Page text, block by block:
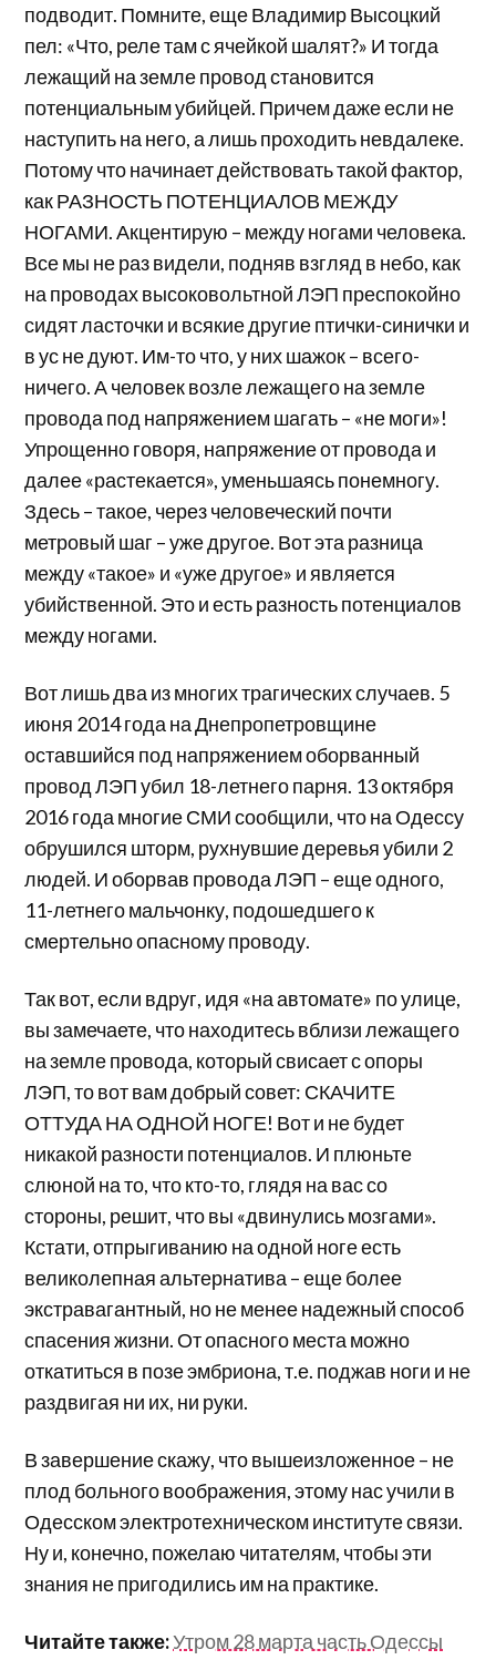
подводит. Помните, еще Владимир Высоцкий
пел: «Что, реле там с ячейкой шалят?» И тогда
лежащий на земле провод становится
потенциальным убийцей. Причем даже если не
наступить на него, а лишь проходить невдалеке.
Потому что начинает действовать такой фактор,
как РАЗНОСТЬ ПОТЕНЦИАЛОВ МЕЖДУ
НОГАМИ. Акцентирую – между ногами человека.
Все мы не раз видели, подняв взгляд в небо, как
на проводах высоковольтной ЛЭП преспокойно
сидят ласточки и всякие другие птички-синички и
в ус не дуют. Им-то что, у них шажок – всего-
ничего. А человек возле лежащего на земле
провода под напряжением шагать – «не моги»!
Упрощенно говоря, напряжение от провода и
далее «растекается», уменьшаясь понемногу.
Здесь – такое, через человеческий почти
метровый шаг – уже другое. Вот эта разница
между «такое» и «уже другое» и является
убийственной. Это и есть разность потенциалов
между ногами.
Вот лишь два из многих трагических случаев. 5
июня 2014 года на Днепропетровщине
оставшийся под напряжением оборванный
провод ЛЭП убил 18-летнего парня. 13 октября
2016 года многие СМИ сообщили, что на Одессу
обрушился шторм, рухнувшие деревья убили 2
людей. И оборвав провода ЛЭП – еще одного,
11-летнего мальчонку, подошедшего к
смертельно опасному проводу.
Так вот, если вдруг, идя «на автомате» по улице,
вы замечаете, что находитесь вблизи лежащего
на земле провода, который свисает с опоры
ЛЭП, то вот вам добрый совет: СКАЧИТЕ
ОТТУДА НА ОДНОЙ НОГЕ! Вот и не будет
никакой разности потенциалов. И плюньте
слюной на то, что кто-то, глядя на вас со
стороны, решит, что вы «двинулись мозгами».
Кстати, отпрыгиванию на одной ноге есть
великолепная альтернатива – еще более
экстравагантный, но не менее надежный способ
спасения жизни. От опасного места можно
откатиться в позе эмбриона, т.е. поджав ноги и не
раздвигая ни их, ни руки.
В завершение скажу, что вышеизложенное – не
плод больного воображения, этому нас учили в
Одесском электротехническом институте связи.
Ну и, конечно, пожелаю читателям, чтобы эти
знания не пригодились им на практике.
Читайте также:Утром 28 марта часть Одессы